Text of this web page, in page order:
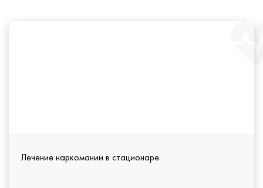
Лечение наркомании в стационаре